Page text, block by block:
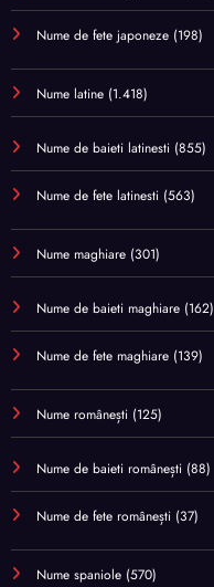
Nume de fete japoneze (198)
Nume latine (1.418)
Nume de baieti latinesti (855)
Nume de fete latinesti (563)
Nume maghiare (301)
Nume de baieti maghiare (162)
Nume de fete maghiare (139)
Nume românești (125)
Nume de baieti românești (88)
Nume de fete românești (37)
Nume spaniole (570)